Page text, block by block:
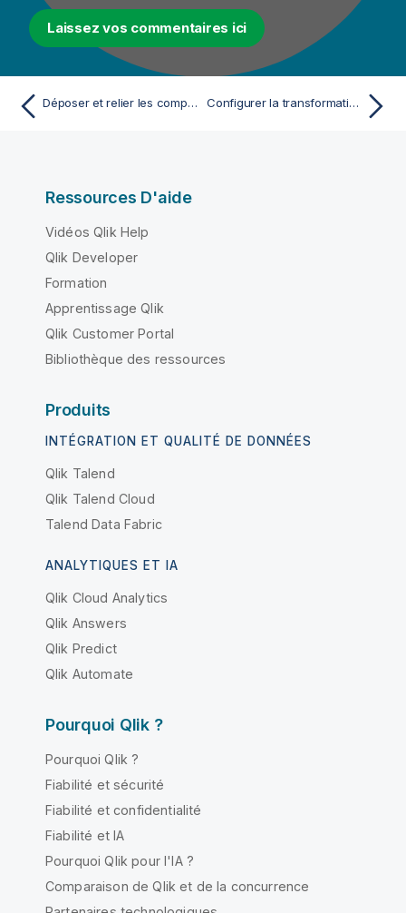
Laissez vos commentaires ici
Déposer et relier les composants Spark Configurer la transformation de données
Ressources D'aide
Vidéos Qlik Help
Qlik Developer
Formation
Apprentissage Qlik
Qlik Customer Portal
Bibliothèque des ressources
Produits
INTÉGRATION ET QUALITÉ DE DONNÉES
Qlik Talend
Qlik Talend Cloud
Talend Data Fabric
ANALYTIQUES ET IA
Qlik Cloud Analytics
Qlik Answers
Qlik Predict
Qlik Automate
Pourquoi Qlik ?
Pourquoi Qlik ?
Fiabilité et sécurité
Fiabilité et confidentialité
Fiabilité et IA
Pourquoi Qlik pour l'IA ?
Comparaison de Qlik et de la concurrence